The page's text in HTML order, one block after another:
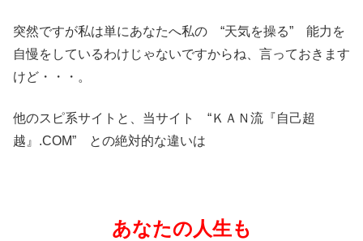
突然ですが私は単にあなたへ私の “天気を操る” 能力を
自慢をしているわけじゃないですからね、言っておきます
けど・・・。
他のスピ系サイトと、当サイト “ＫＡＮ流『自己超
越』.COM” との絶対的な違いは
あなたの人生も